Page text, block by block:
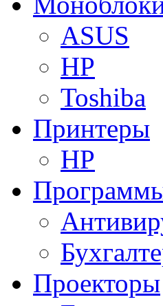
ASUS
HP
Toshiba
Принтеры
HP
Проекторы